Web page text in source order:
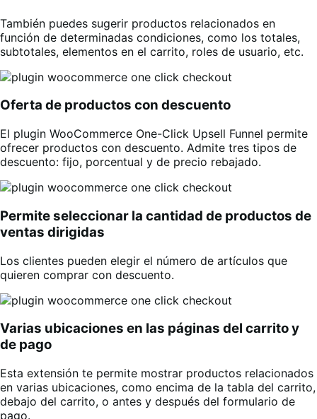
También puedes sugerir productos relacionados en
función de determinadas condiciones, como los totales,
subtotales, elementos en el carrito, roles de usuario, etc.
Oferta de productos con descuento
El plugin WooCommerce One-Click Upsell Funnel permite
ofrecer productos con descuento. Admite tres tipos de
descuento: fijo, porcentual y de precio rebajado.
Permite seleccionar la cantidad de productos de
ventas dirigidas
Los clientes pueden elegir el número de artículos que
quieren comprar con descuento.
Varias ubicaciones en las páginas del carrito y
de pago
Esta extensión te permite mostrar productos relacionados
en varias ubicaciones, como encima de la tabla del carrito,
debajo del carrito, o antes y después del formulario de
pago.